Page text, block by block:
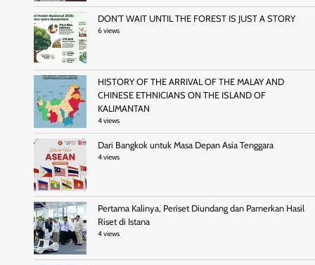
DON’T WAIT UNTIL THE FOREST IS JUST A STORY
6 views
HISTORY OF THE ARRIVAL OF THE MALAY AND
CHINESE ETHNICIANS ON THE ISLAND OF
KALIMANTAN
4 views
Dari Bangkok untuk Masa Depan Asia Tenggara
4 views
Pertama Kalinya, Periset Diundang dan Pamerkan Hasil
Riset di Istana
4 views